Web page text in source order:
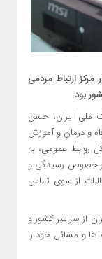
ارتباط مردمی
بود.
ملی ایران، حسن
و درمان و آموزش
روابط عمومی، به
در خصوص رسیدگی و
از سوی تماس
از سراسر کشور و
ها و مسائل خود را